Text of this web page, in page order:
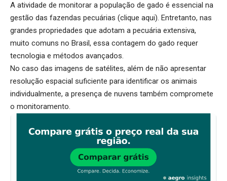
A atividade de monitorar a população de gado é essencial na
gestão das fazendas pecuárias (clique aqui). Entretanto, nas
grandes propriedades que adotam a pecuária extensiva,
muito comuns no Brasil, essa contagem do gado requer
tecnologia e métodos avançados.
No caso das imagens de satélites, além de não apresentar
resolução espacial suficiente para identificar os animais
individualmente, a presença de nuvens também compromete
o monitoramento.